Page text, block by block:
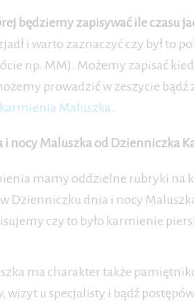
będziemy zapisywać ile czasu
i warto zaznaczyć czy był to
np. MM). Możemy zapisać
prowadzić w zeszycie bądź
Maluszka.
nocy Maluszka od Dzienniczka
mamy oddzielne rubryki na
Dzienniczku dnia i nocy
czy to było karmienie
ma charakter także
wizyt u specjalisty i bądź